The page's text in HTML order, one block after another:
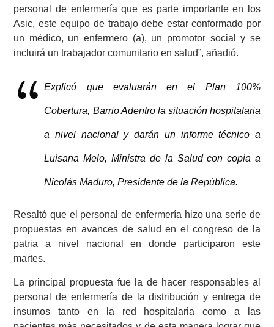
personal de enfermería que es parte importante en los
Asic, este equipo de trabajo debe estar conformado por
un médico, un enfermero (a), un promotor social y se
incluirá un trabajador comunitario en salud”, añadió.
Explicó que evaluarán en el Plan 100%
Cobertura, Barrio Adentro la situación hospitalaria
a nivel nacional y darán un informe técnico a
Luisana Melo, Ministra de la Salud con copia a
Nicolás Maduro, Presidente de la República.
Resaltó que el personal de enfermería hizo una serie de
propuestas en avances de salud en el congreso de la
patria a nivel nacional en donde participaron este
martes.
La principal propuesta fue la de hacer responsables al
personal de enfermería de la distribución y entrega de
insumos tanto en la red hospitalaria como a las